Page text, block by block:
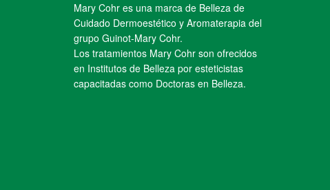
Mary Cohr es una marca de Belleza de
Cuidado Dermoestético y Aromaterapia del
grupo Guinot-Mary Cohr.
Los tratamientos Mary Cohr son ofrecidos
en Institutos de Belleza por esteticistas
capacitadas como Doctoras en Belleza.